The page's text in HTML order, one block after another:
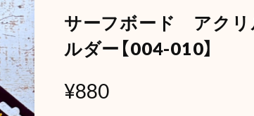
サーフボード アクリ
ルダー【004-010】
¥880